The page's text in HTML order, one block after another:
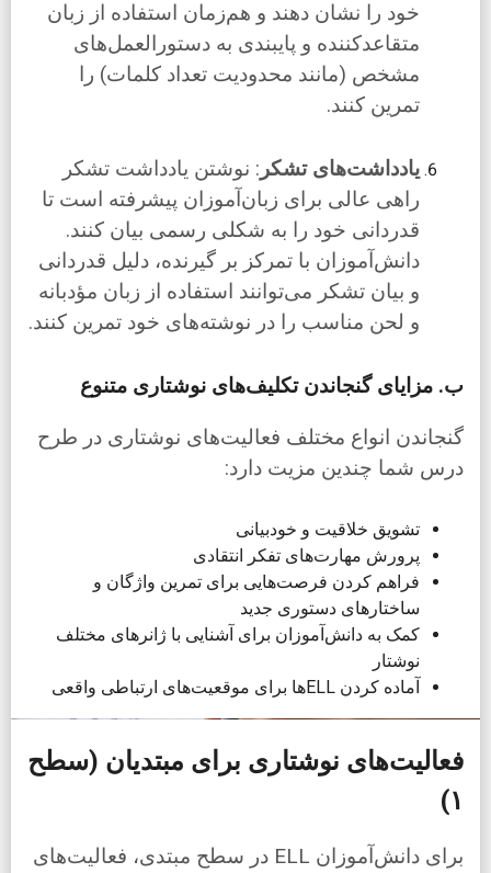
خود را نشان دهند و هم‌زمان استفاده از زبان
متقاعدکننده و پایبندی به دستورالعمل‌های
مشخص (مانند محدودیت تعداد کلمات) را
تمرین کنند.
یادداشت‌های تشکر : نوشتن یادداشت تشکر
راهی عالی برای زبان‌آموزان پیشرفته است تا
قدردانی خود را به شکلی رسمی بیان کنند.
دانش‌آموزان با تمرکز بر گیرنده، دلیل قدردانی
و بیان تشکر می‌توانند استفاده از زبان مؤدبانه
و لحن مناسب را در نوشته‌های خود تمرین کنند.
ب. مزایای گنجاندن تکلیف‌های نوشتاری متنوع
گنجاندن انواع مختلف فعالیت‌های نوشتاری در طرح
درس شما چندین مزیت دارد:
تشویق خلاقیت و خودبیانی
پرورش مهارت‌های تفکر انتقادی
فراهم کردن فرصت‌هایی برای تمرین واژگان و
ساختارهای دستوری جدید
کمک به دانش‌آموزان برای آشنایی با ژانرهای مختلف
نوشتار
آماده کردن ELLها برای موقعیت‌های ارتباطی واقعی
فعالیت‌های نوشتاری برای مبتدیان (سطح
۱)
برای دانش‌آموزان ELL در سطح مبتدی، فعالیت‌های